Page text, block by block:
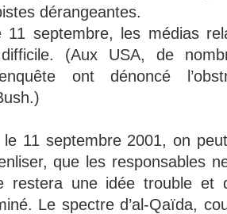
dérangeantes.
septembre, les médias
(Aux USA, de
ont dénoncé
11 septembre 2001, on
que les responsables
restera une idée trouble et
Le spectre d’al-Qaïda,